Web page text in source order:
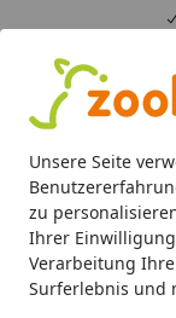
Unsere Seite
zu
Ihrer Einwilligung
Verarbeitung
Surferlebnis und
23.591
Alle Produkte
Alle Produkte
Hund
Startseite
Hund